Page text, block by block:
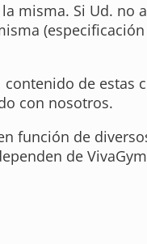
misma. Si Ud. no
de estas
con nosotros.
función de
de